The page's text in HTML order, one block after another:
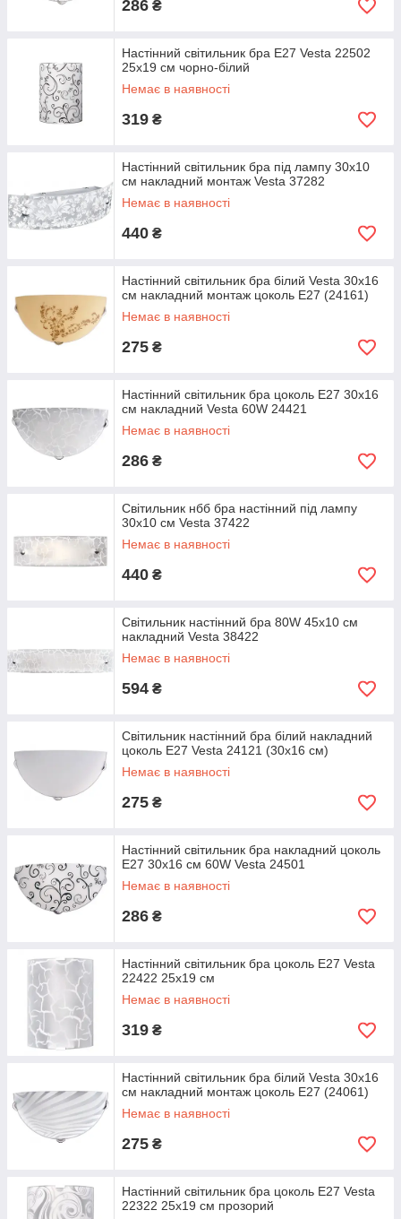
286 ₴
Настінний світильник бра Е27 Vesta 22502
25х19 см чорно-білий
Немає в наявності
319 ₴
Настінний світильник бра під лампу 30х10
см накладний монтаж Vesta 37282
Немає в наявності
440 ₴
Настінний світильник бра білий Vesta 30х16
см накладний монтаж цоколь Е27 (24161)
Немає в наявності
275 ₴
Настінний світильник бра цоколь Е27 30х16
см накладний Vesta 60W 24421
Немає в наявності
286 ₴
Світильник нбб бра настінний під лампу
30х10 см Vesta 37422
Немає в наявності
440 ₴
Світильник настінний бра 80W 45х10 см
накладний Vesta 38422
Немає в наявності
594 ₴
Світильник настінний бра білий накладний
цоколь Е27 Vesta 24121 (30х16 см)
Немає в наявності
275 ₴
Настінний світильник бра накладний цоколь
Е27 30х16 см 60W Vesta 24501
Немає в наявності
286 ₴
Настінний світильник бра цоколь Е27 Vesta
22422 25х19 см
Немає в наявності
319 ₴
Настінний світильник бра білий Vesta 30х16
см накладний монтаж цоколь Е27 (24061)
Немає в наявності
275 ₴
Настінний світильник бра цоколь Е27 Vesta
22322 25х19 см прозорий